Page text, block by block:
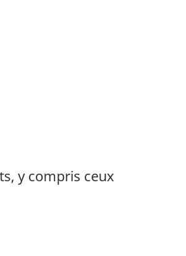
y compris ceux